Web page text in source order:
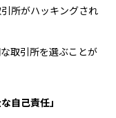
所がハッキングされ
取引所を選ぶことが
自己責任」